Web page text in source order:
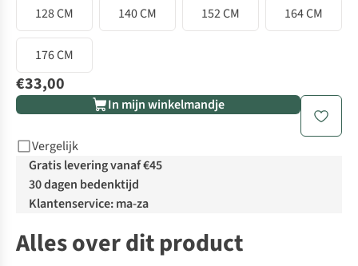
128 CM
140 CM 152 CM 164 CM
176 CM
€33,00
In mijn winkelmandje
Vergelijk
Gratis levering vanaf €45
30 dagen bedenktijd
Klantenservice: ma-za
Alles over dit product